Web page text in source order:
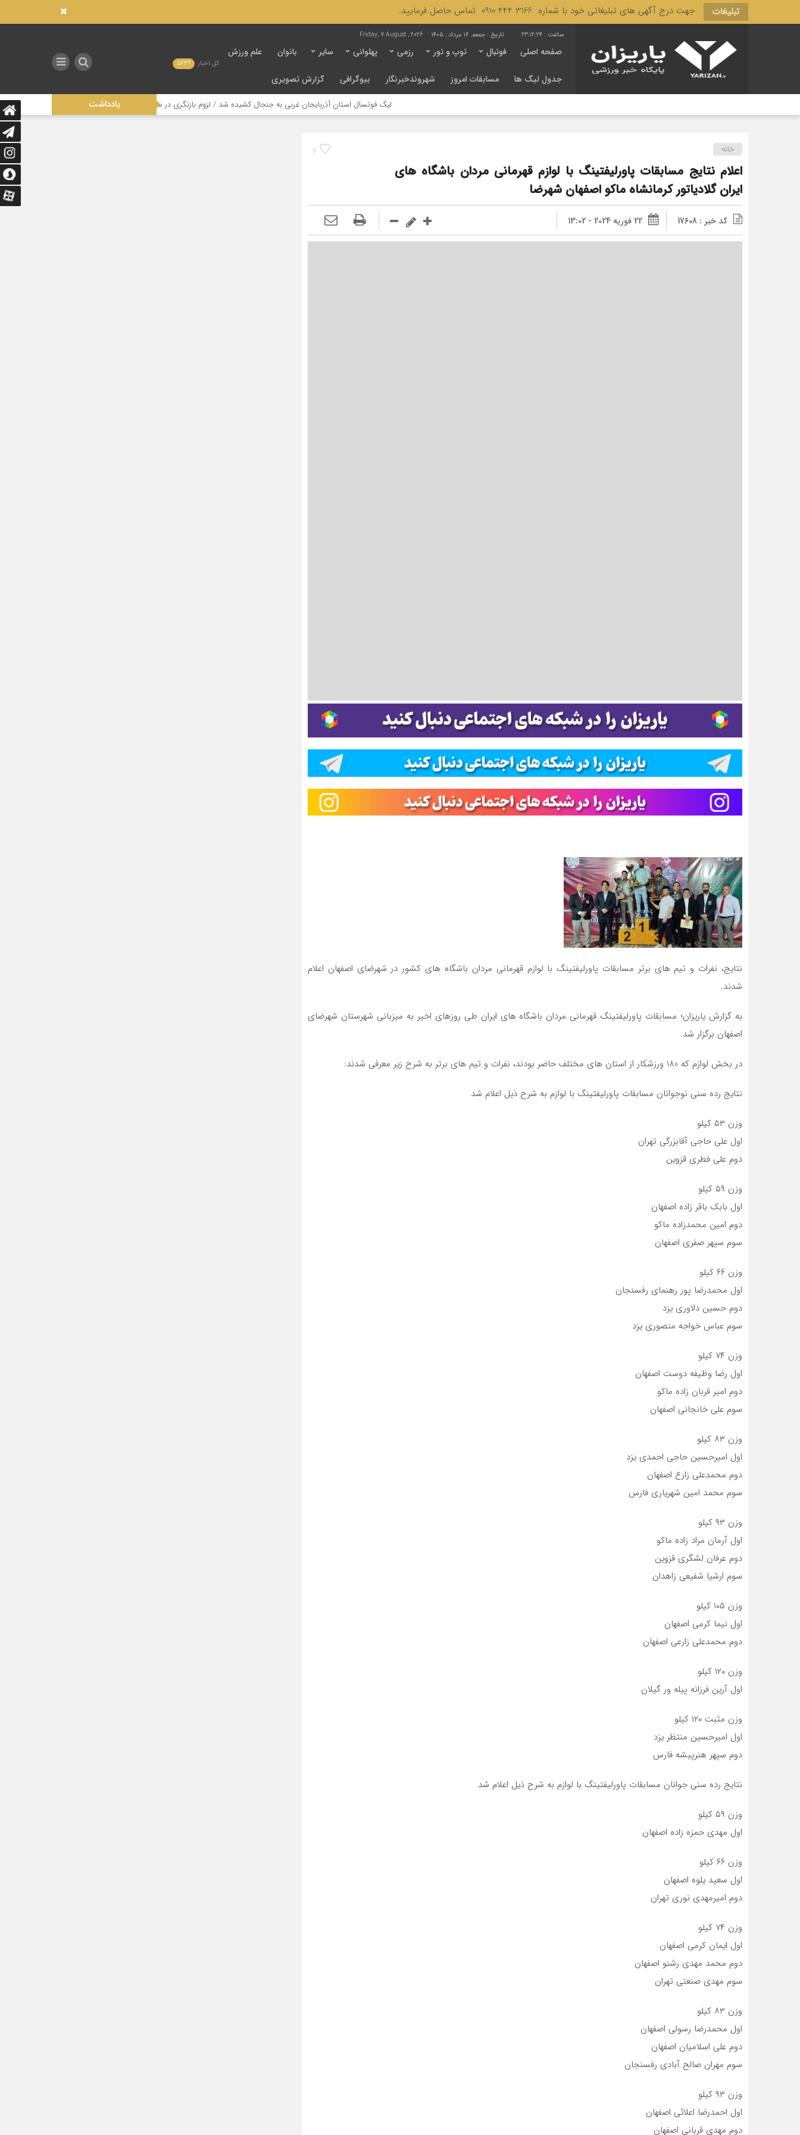
تبلیغات جهت درج آگهی های تبلیغاتی خود با شماره 3166 444 0910 تماس حاصل فرمایید.
23:12:25 تاریخ : جمعه, ۱۶ مرداد , ۱۴۰۵ Friday, 7 August , 2026
صفحه اصلی فوتبال توپ و تور رزمی پهلوانی سایر بانوان علم ورزش
جدول لیگ ها مسابقات امروز شهروندخبرنگار بیوگرافی گزارش تصویری
کل اخبار 5239
یادداشت لیگ فوتسال استان آذربایجان غربی به جنجال کشیده شد / لزوم بازنگری در ساختار مدیریتی این رشته تاثیر عدالت در توزیع امکانات
4 خانه
اعلام نتایج مسابقات پاورلیفتینگ با لوازم قهرمانی مردان باشگاه های
ایران گلادیاتور کرمانشاه ماکو اصفهان شهرضا
کد خبر : 17608 22 فوریه 2024 - 13:02
نتایج، نفرات و تیم های برتر مسابقات پاورلیفتینگ با لوازم قهرمانی مردان باشگاه های کشور در شهرضای اصفهان اعلام
شدند.
به گزارش یاریزان؛ مسابقات پاورلیفتینگ قهرمانی مردان باشگاه های ایران طی روزهای اخیر به میزبانی شهرستان شهرضای
اصفهان برگزار شد.
در بخش لوازم که 180 ورزشکار از استان های مختلف حاضر بودند، نفرات و تیم های برتر به شرح زیر معرفی شدند:
نتایج رده سنی نوجوانان مسابقات پاورلیفتینگ با لوازم به شرح ذیل اعلام شد
وزن ۵۳ کیلو
اول علی حاجی آقابزرگی تهران
دوم علی فطری قزوین
وزن ۵۹ کیلو
اول بابک باقر زاده اصفهان
دوم امین محمدزاده ماکو
سوم سپهر صفری اصفهان
وزن ۶۶ کیلو
اول محمدرضا پور رهنمای رفسنجان
دوم حسین دلاوری یزد
سوم عباس خواجه منصوری یزد
وزن ۷۴ کیلو
اول رضا وظیفه دوست اصفهان
دوم امیر قربان زاده ماکو
سوم علی خانجانی اصفهان
وزن ۸۳ کیلو
اول امیرحسین حاجی احمدی یزد
دوم محمدعلی زارع اصفهان
سوم محمد امین شهریاری فارس
وزن ۹۳ کیلو
اول آرمان مراد زاده ماکو
دوم عرفان لشگری قزوین
سوم ارشیا شفیعی زاهدان
وزن ۱۰۵ کیلو
اول نیما کرمی اصفهان
دوم محمدعلی زارعی اصفهان
وزن ۱۲۰ کیلو
اول آرین فرزانه پیله ور گیلان
وزن مثبت ۱۲۰ کیلو
اول امیرحسین منتظر یزد
دوم سپهر هنرپیشه فارس
نتایج رده سنی جوانان مسابقات پاورلیفتینگ با لوازم به شرح ذیل اعلام شد
وزن ۵۹ کیلو
اول مهدی حمزه زاده اصفهان
وزن ۶۶ کیلو
اول سعید یلوه اصفهان
دوم امیرمهدی نوری تهران
وزن ۷۴ کیلو
اول ایمان کرمی اصفهان
دوم محمد مهدی رشنو اصفهان
سوم مهدی صنعتی تهران
وزن ٨۳ کیلو
اول محمدرضا رسولی اصفهان
دوم علی اسلامیان اصفهان
سوم مهران صالح آبادی رفسنجان
وزن ۹۳ کیلو
اول احمدرضا اعلائی اصفهان
دوم مهدی قربانی اصفهان